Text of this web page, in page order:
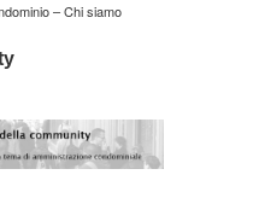
– Chi siamo